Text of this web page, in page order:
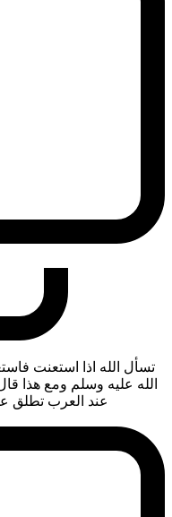
تسأل الله اذا استعنت
الله عليه وسلم ومع هذا
عند العرب تطلق